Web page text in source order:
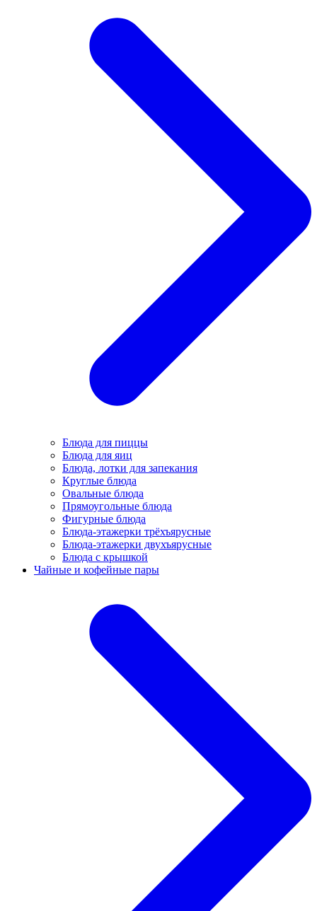
Блюда для пиццы
Блюда для яиц
Блюда, лотки для запекания
Круглые блюда
Овальные блюда
Прямоугольные блюда
Фигурные блюда
Блюда-этажерки трёхъярусные
Блюда-этажерки двухъярусные
Блюда с крышкой
Чайные и кофейные пары